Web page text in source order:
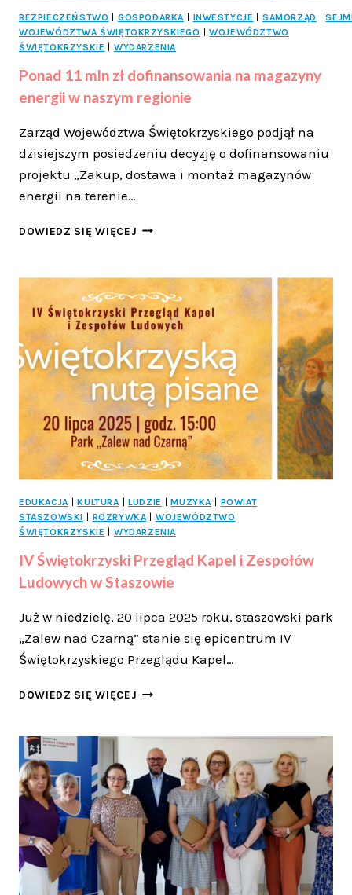
BEZPIECZEŃSTWO | GOSPODARKA | INWESTYCJE | SAMORZĄD |
WOJEWÓDZTWA ŚWIĘTOKRZYSKIEGO | WOJEWÓDZTWO
ŚWIĘTOKRZYSKIE | WYDARZENIA
Ponad 11 mln zł dofinansowania na magazyny
energii w naszym regionie
Zarząd Województwa Świętokrzyskiego podjął na
dzisiejszym posiedzeniu decyzję o dofinansowaniu
projektu „Zakup, dostawa i montaż magazynów
energii na terenie…
DOWIEDZ SIĘ WIĘCEJ PONAD
ZŁ
DOFINANSOWANIA
NA
MAGAZYNY
ENERGII
W
NASZYM
REGIONIE
EDUKACJA KULTURA LUDZIE MUZYKA
POWIAT
STASZOWSKI
ROZRYWKA
WOJEWÓDZTWO
ŚWIĘTOKRZYSKIE
WYDARZENIA
IV Świętokrzyski Przegląd Kapel i Zespołów
Ludowych w Staszowie
Już w niedzielę, 20 lipca 2025 roku, staszowski park
„Zalew nad Czarną” stanie się epicentrum IV
Świętokrzyskiego Przeglądu Kapel…
DOWIEDZ SIĘ WIĘCEJ IV
KAPEL
ZESPOŁÓW
LUDOWYCH
W
STASZOWIE